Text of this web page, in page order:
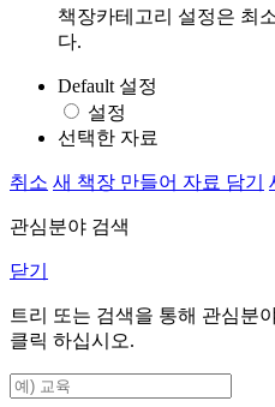
책장카테고리 설정은 최
다.
Default 설정
설정
선택한 자료
취소 새 책장 만들어 자료 담기
관심분야 검색
닫기
트리 또는 검색을 통해 관심분
클릭 하십시오.